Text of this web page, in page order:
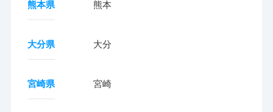
熊本県 熊本
大分県 大分
宮崎県 宮崎